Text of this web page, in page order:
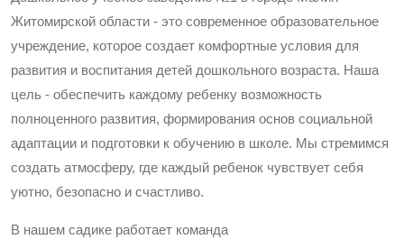
Житомирской области - это современное образовательное
учреждение, которое создает комфортные условия для
развития и воспитания детей дошкольного возраста. Наша
цель - обеспечить каждому ребенку возможность
полноценного развития, формирования основ социальной
адаптации и подготовки к обучению в школе. Мы стремимся
создать атмосферу, где каждый ребенок чувствует себя
уютно, безопасно и счастливо.
В нашем садике работает команда